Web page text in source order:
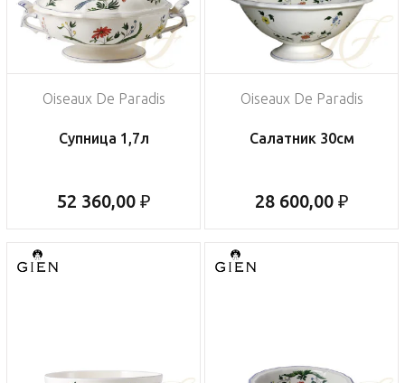
Oiseaux De Paradis
Супница 1,7л
52 360,00 ₽
Oiseaux De Paradis
Салатник 30см
28 600,00 ₽